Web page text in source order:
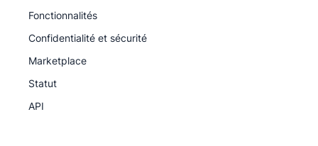
Fonctionnalités
Confidentialité et sécurité
Marketplace
Statut
API